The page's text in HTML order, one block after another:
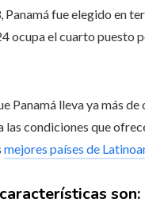
Panamá fue elegido en
ocupa el cuarto puesto
Panamá lleva ya más
las condiciones que
mejores países de
son: